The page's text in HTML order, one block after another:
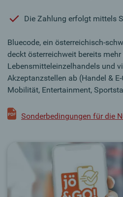
Die Zahlung erfolgt mittels
Bluecode, ein österreichisch-
deckt österreichweit bereits mehr
Lebensmitteleinzelhandels und
Akzeptanzstellen ab (Handel &
Mobilität, Entertainment,
Sonderbedingungen für die